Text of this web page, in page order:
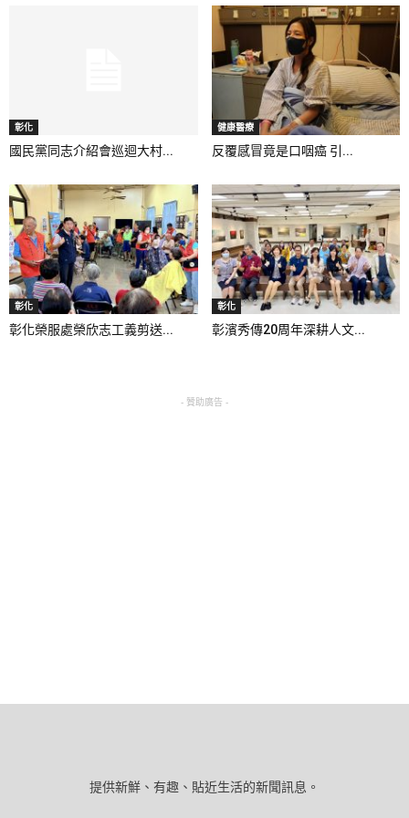
彰化
國民黨同志介紹會巡迴大村...
健康醫療
反覆感冒竟是口咽癌 引...
彰化
彰化榮服處榮欣志工義剪送...
彰化
彰濱秀傳20周年深耕人文...
- 贊助廣告 -
提供新鮮、有趣、貼近生活的新聞訊息。